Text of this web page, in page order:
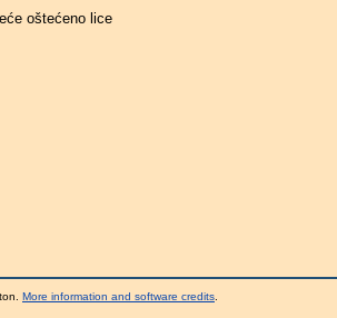
oštećeno lice
More information and software credits